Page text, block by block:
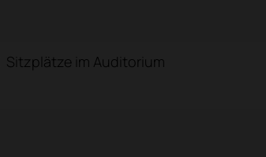
Sitzplätze im Auditorium